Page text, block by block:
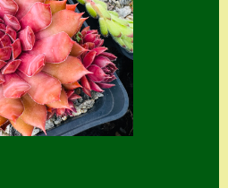
Semps die ich
suche
Semps von A – Z
Shop